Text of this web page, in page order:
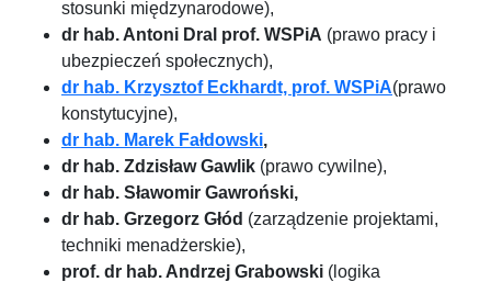
stosunki międzynarodowe),
dr hab. Antoni Dral prof. WSPiA (prawo pracy i
ubezpieczeń społecznych),
dr hab. Krzysztof Eckhardt, prof. WSPiA(prawo
konstytucyjne),
dr hab. Marek Fałdowski,
dr hab. Zdzisław Gawlik (prawo cywilne),
dr hab. Sławomir Gawroński,
dr hab. Grzegorz Głód (zarządzenie projektami,
techniki menadżerskie),
prof. dr hab. Andrzej Grabowski (logika